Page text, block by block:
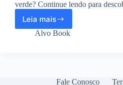
verde? Continue lendo para
Leia maisAplicativos
para
Alvo Book
Fale Conosco